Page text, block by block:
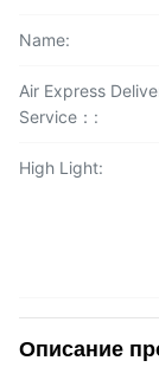
Name:
Air Express
Service：:
High Light:
Описание